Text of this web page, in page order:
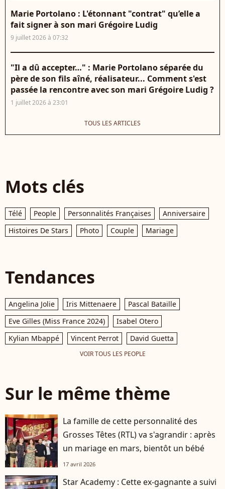
Marie Portolano : L'étonnant "contrat" qu’elle a
fait signer à son mari Grégoire Ludig
9 juillet 2026 à 07:32
"Il a dû accepter…" : Marie Portolano séparée du
père de son fils aîné, réalisateur... Comment s'est
passée la rencontre avec son mari Grégoire Ludig ?
1 juillet 2026 à 23:01
TOUS LES ARTICLES
Mots clés
Télé People Personnalités Françaises
Anniversaire
Histoires De Stars
Photo Couple Mariage
Tendances
Angelina Jolie Iris Mittenaere
Pascal Bataille
Eve Gilles (Miss France 2024)
Isabel Otero
Kylian Mbappé
Vincent Perrot David Guetta
VOIR TOUS LES PEOPLE
Sur le même thème
La famille de cette personnalité des
Grosses Têtes (RTL) va s'agrandir : après
un mariage en mars, bientôt un bébé
17 avril 2026
Star Academy : Cette ex-gagnante a suivi